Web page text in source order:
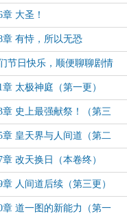
章 大圣！
章 有恃，所以无恐
节日快乐，顺便聊聊剧情
章 太极神庭（第一更）
章 史上最强献祭！（第三
章 皇天界与人间道（第二
章 改天换日（本卷终）
章 人间道后续（第三更）
章 道一图的新能力（第一